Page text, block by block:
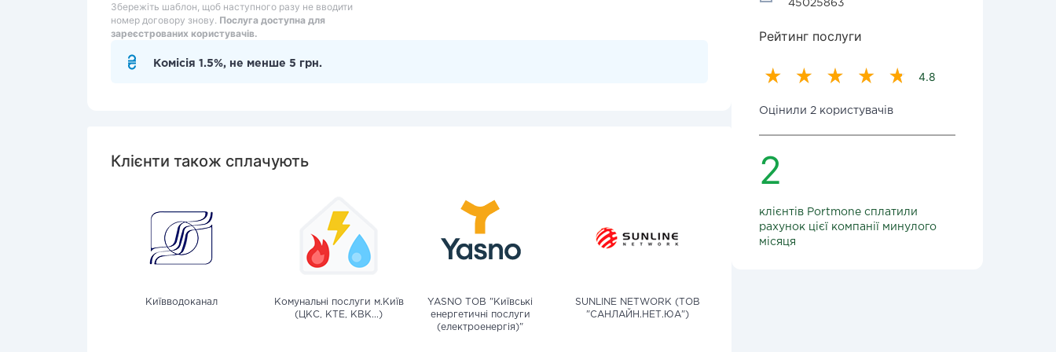
Збережіть шаблон, щоб наступного разу не вводити
номер договору знову. Послуга доступна для
зареєстрованих користувачів.
Комісія 1.5%, не менше 5 грн.
Клієнти також сплачують
Київводоканал
Комунальні послуги м.Київ
(ЦКС, КТЕ, КВК...)
YASNO ТОВ "Київські
енергетичні послуги
(електроенергія)"
SUNLINE NETWORK (ТОВ
"САНЛАЙН.НЕТ.ЮА")
45025863
Рейтинг послуги
4.8
Оцінили 2 користувачів
2
клієнтів Portmone сплатили
рахунок цієї компанії минулого
місяця